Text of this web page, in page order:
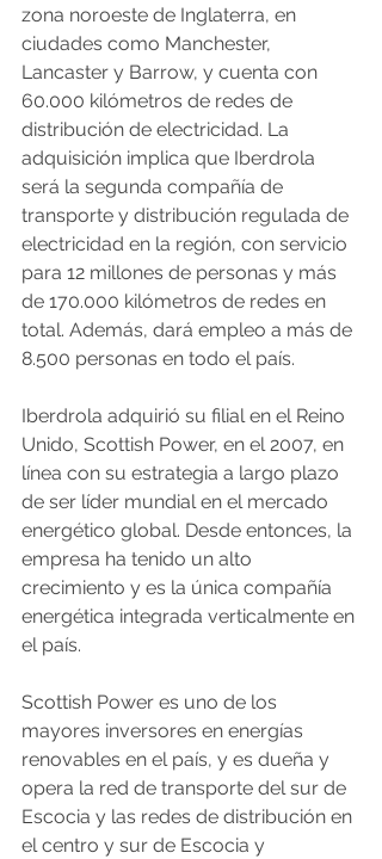
zona noroeste de Inglaterra, en
ciudades como Manchester,
Lancaster y Barrow, y cuenta con
60.000 kilómetros de redes de
distribución de electricidad. La
adquisición implica que Iberdrola
será la segunda compañía de
transporte y distribución regulada de
electricidad en la región, con servicio
para 12 millones de personas y más
de 170.000 kilómetros de redes en
total. Además, dará empleo a más de
8.500 personas en todo el país.
Iberdrola adquirió su filial en el Reino
Unido, Scottish Power, en el 2007, en
línea con su estrategia a largo plazo
de ser líder mundial en el mercado
energético global. Desde entonces, la
empresa ha tenido un alto
crecimiento y es la única compañía
energética integrada verticalmente en
el país.
Scottish Power es uno de los
mayores inversores en energías
renovables en el país, y es dueña y
opera la red de transporte del sur de
Escocia y las redes de distribución en
el centro y sur de Escocia y